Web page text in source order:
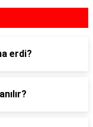
erdi?